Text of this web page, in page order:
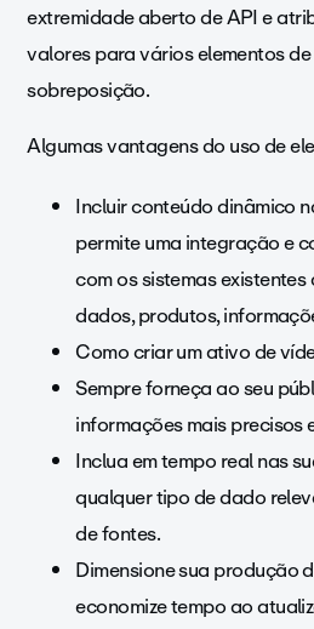
extremidade aberto de API e
valores para vários elementos
sobreposição.
Algumas vantagens do uso de
Incluir conteúdo dinâmico
permite uma integração e
com os sistemas
dados, produtos,
Como criar um ativo de
Sempre forneça ao seu
informações mais precisos
Inclua em tempo real nas
qualquer tipo de dado
de fontes.
Dimensione sua produção
economize tempo ao